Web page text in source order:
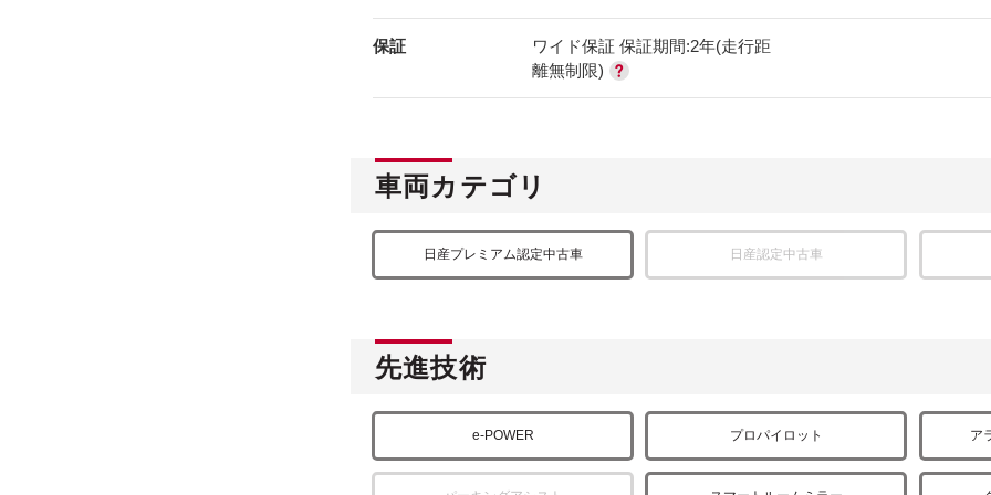
保証
ワイド保証 保証期間:2年(走行距
離無制限)
車両カテゴリ
日産プレミアム認定中古車 日産認定中古車
先進技術
e-POWER プロパイロット ア